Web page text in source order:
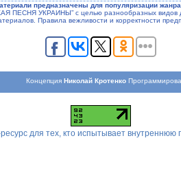
предназначены для популяризации
ПЕСНЯ УКРАИНЫ” с целью разнообразных видов
Правила вежливости и корректности
КонцепцияНиколай Кротенко
для тех, кто испытывает внутреннюю